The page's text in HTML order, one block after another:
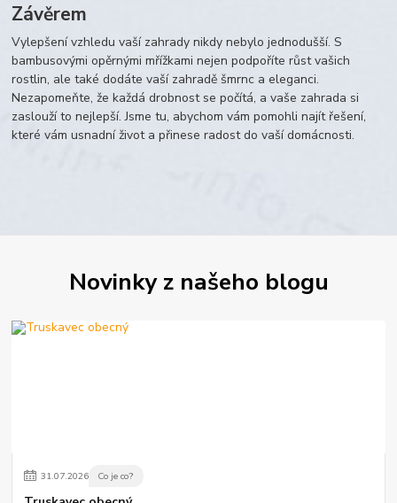
Závěrem
Vylepšení vzhledu vaší zahrady nikdy nebylo jednodušší. S
bambusovými opěrnými mřížkami nejen podpoříte růst vašich
rostlin, ale také dodáte vaší zahradě šmrnc a eleganci.
Nezapomeňte, že každá drobnost se počítá, a vaše zahrada si
zaslouží to nejlepší. Jsme tu, abychom vám pomohli najít řešení,
které vám usnadní život a přinese radost do vaší domácnosti.
Novinky z našeho blogu
31.07.2026 Co je co?